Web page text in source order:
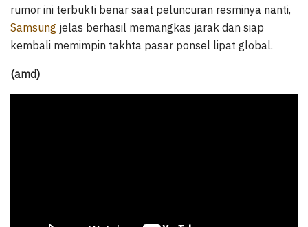
rumor ini terbukti benar saat peluncuran resminya nanti,
Samsung jelas berhasil memangkas jarak dan siap
kembali memimpin takhta pasar ponsel lipat global.
(amd)